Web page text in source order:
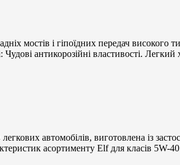
мостів і гіпоїдних передач високого
антикорозійні властивості. Легкий
автомобілів, виготовлена із
асортименту Elf для класів 5W-